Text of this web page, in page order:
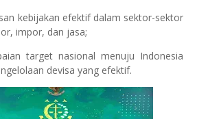
kebijakan efektif dalam sektor-sektor
impor, dan jasa;
target nasional menuju Indonesia
devisa yang efektif.